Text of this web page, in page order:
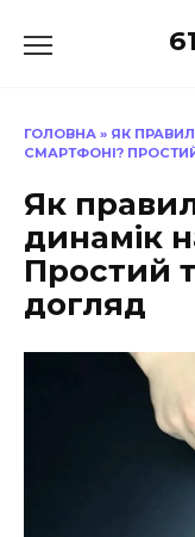
до
ГОЛОВНА » ЯК
СМАРТФОНІ?
Як
динамік
Простий
догляд